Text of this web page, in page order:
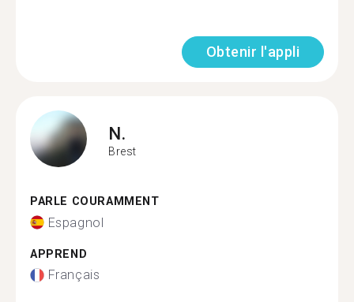
Obtenir l'appli
N.
Brest
PARLE COURAMMENT
Espagnol
APPREND
Français